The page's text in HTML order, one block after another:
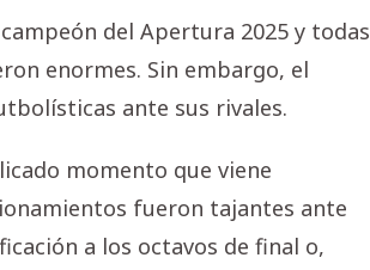
del Apertura 2025 y todas
enormes. Sin embargo, el
ante sus rivales.
momento que viene
fueron tajantes ante
a los octavos de final o,